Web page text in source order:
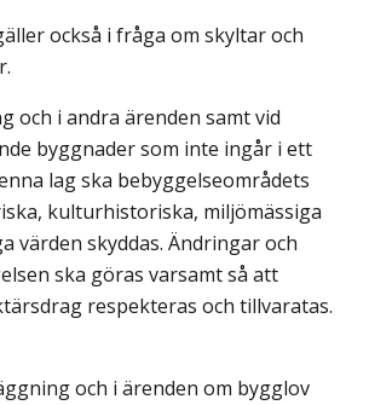
också i fråga om skyltar och
och i andra ärenden samt vid
byggnader som inte ingår i ett
lag ska bebyggelseområdets
kulturhistoriska, miljömässiga
värden skyddas. Ändringar och
ska göras varsamt så att
respekteras och tillvaratas.
och i ärenden om bygglov